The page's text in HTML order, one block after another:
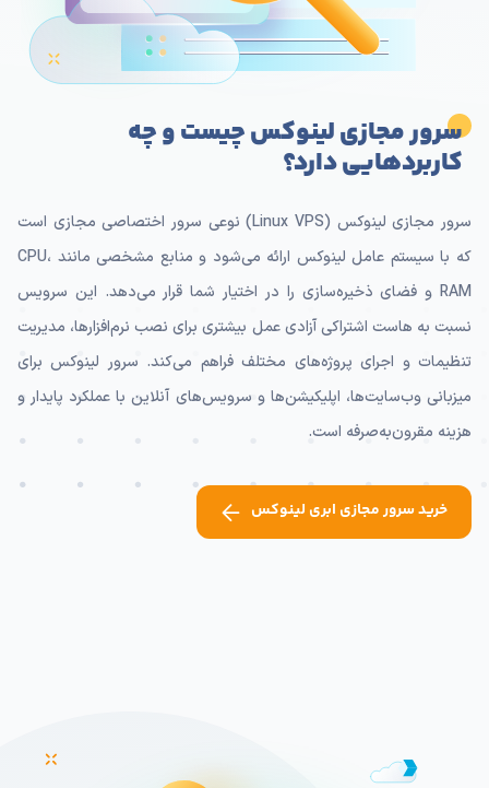
سرور مجازی لینوکس چیست و چه
کاربردهایی دارد؟
سرور مجازی لینوکس (Linux VPS) نوعی سرور اختصاصی مجازی است
که با سیستم عامل لینوکس ارائه می‌شود و منابع مشخصی مانند CPU،
RAM و فضای ذخیره‌سازی را در اختیار شما قرار می‌دهد. این سرویس
نسبت به هاست اشتراکی آزادی عمل بیشتری برای نصب نرم‌افزارها، مدیریت
تنظیمات و اجرای پروژه‌های مختلف فراهم می‌کند. سرور لینوکس برای
میزبانی وب‌سایت‌ها، اپلیکیشن‌ها و سرویس‌های آنلاین با عملکرد پایدار و
هزینه مقرون‌به‌صرفه است.
خرید سرور مجازی ابری لینوکس